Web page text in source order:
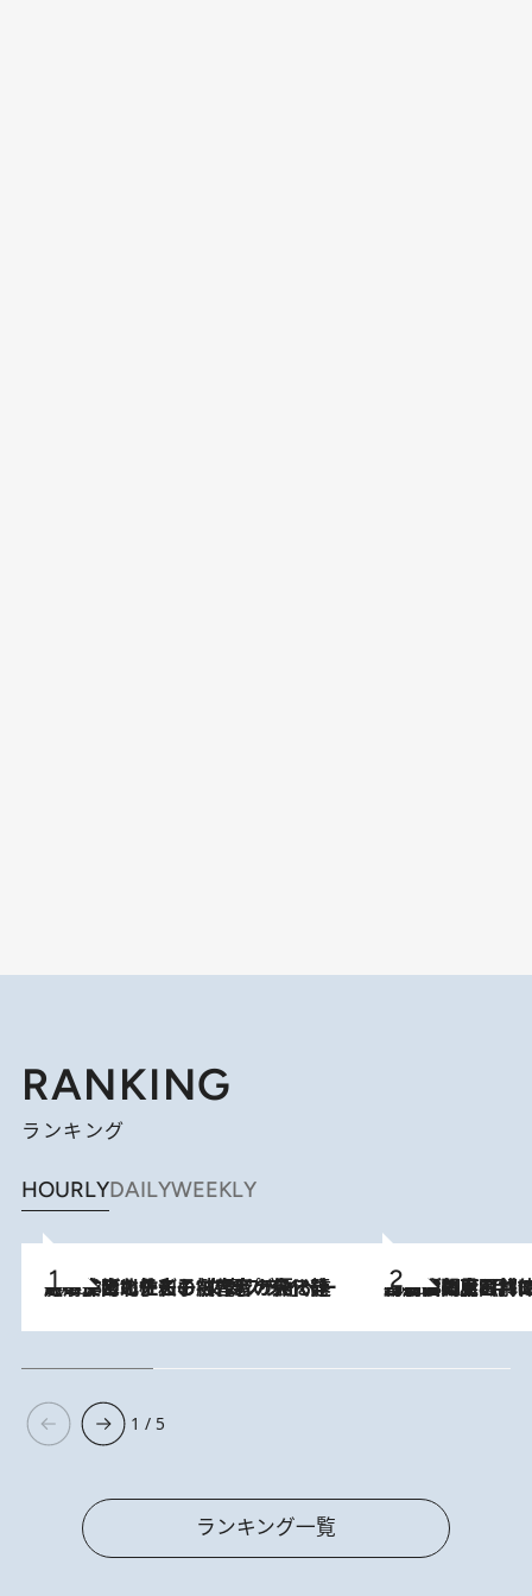
RANKING
ランキング
HOURLYDAILYWEEKLY
2026.8.3
《「文士の子ども被害者の会」発足！》阿川佐和子（72）が語る遠藤周作に北杜夫、劇作家・矢代静一の子どもたちの“文豪プライベート事件簿” 2026.8.8
「最後に見られてよかった」上野動物園の東園パンダ舎が解体前に特別公開。8月16日まで延長されたパネル展と共に辿る“半世紀”のパンダ飼育《解体工事の図面あり》
1 / 5
ランキング一覧